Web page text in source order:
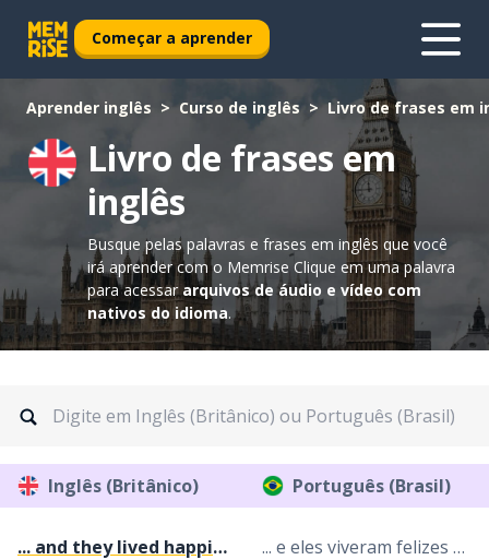
Começar a aprender
Aprender inglês Curso de inglês Livro de frases em
Livro de frases em
inglês
Busque pelas palavras e frases em inglês que você
irá aprender com o Memrise Clique em uma palavra
para acessararquivos de áudio e vídeo com
nativos do idioma.
Inglês (Britânico) Português (Brasil)
... and they lived happily ever after ... e eles viveram felizes para sempre